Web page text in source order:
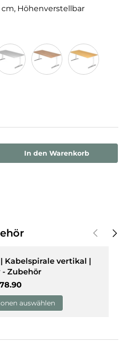
cm, Höhenverstellbar
erhöhenIn den Warenkorb
Vorherige
| Kabelspirale vertikal |
- Zubehör
Preis
auswählen